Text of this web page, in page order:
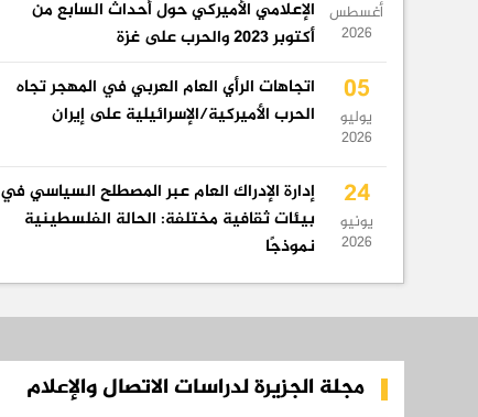
أغسطس
2026
الإعلامي الأميركي حول أحداث السابع من
أكتوبر 2023 والحرب على غزة
05
يوليو
2026
اتجاهات الرأي العام العربي في المهجر تجاه
الحرب الأميركية/الإسرائيلية على إيران
24
يونيو
2026
إدارة الإدراك العام عبر المصطلح السياسي في
بيئات ثقافية مختلفة: الحالة الفلسطينية
نموذجًا
مجلة الجزيرة لدراسات الاتصال والإعلام